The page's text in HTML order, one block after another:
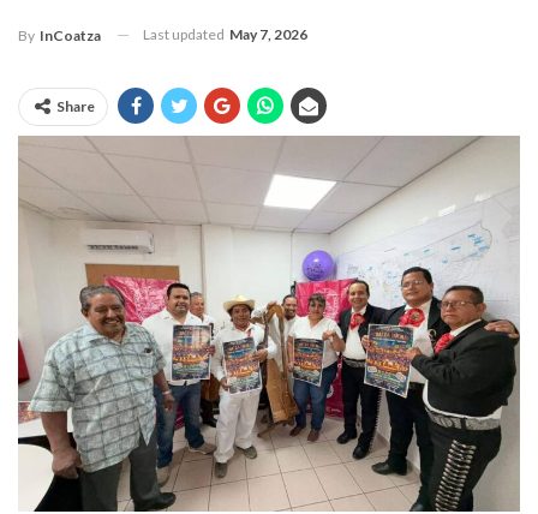
By InCoatza Last updated May 7, 2026
Share